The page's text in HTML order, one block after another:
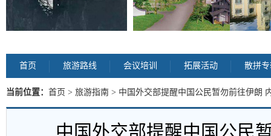
首页 旅游路线 会议培训 拓展活动 散拼
当前位置： 首页 > 旅游指南 > 中国外交部提醒中国公民暂勿前往伊朗
中国外交部提醒中国公民